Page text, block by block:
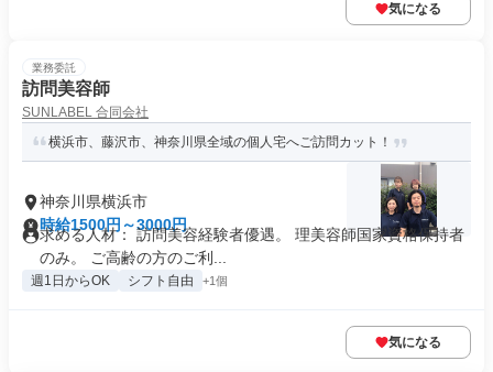
気になる
業務委託
訪問美容師
SUNLABEL 合同会社
横浜市、藤沢市、神奈川県全域の個人宅へご訪問カット！
神奈川県横浜市
時給1500円～3000円
求める人材： 訪問美容経験者優遇。 理美容師国家資格保持者
のみ。 ご高齢の方のご利...
週1日からOK シフト自由 +1個
気になる